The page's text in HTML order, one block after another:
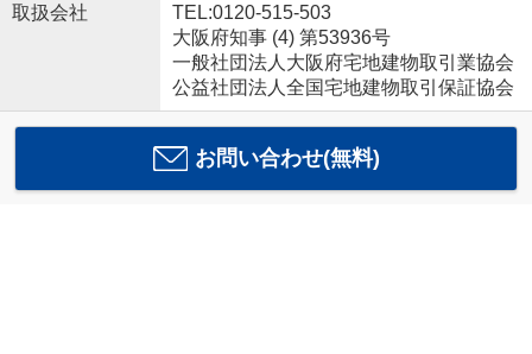
取扱会社
TEL:0120-515-503
大阪府知事 (4) 第53936号
一般社団法人大阪府宅地建物取引業協会
公益社団法人全国宅地建物取引保証協会
お問い合わせ(無料)